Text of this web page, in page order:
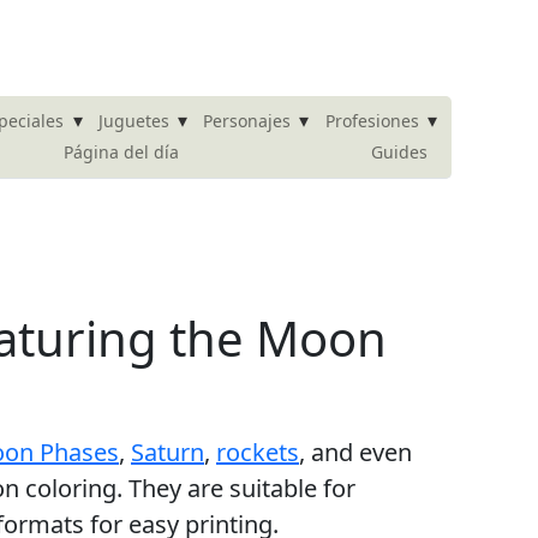
▾ Juguetes ▾ Personajes ▾ Profesiones ▾
Página del día Guides
the Moon
Phases, Saturn, rockets, and even
coloring. They are suitable for
for easy printing.